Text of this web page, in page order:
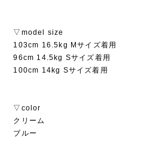
▽model size
103cm 16.5kg Mサイズ着用
96cm 14.5kg Sサイズ着用
100cm 14kg Sサイズ着用
▽color
クリーム
ブルー